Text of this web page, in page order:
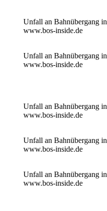
Unfall an Bahnübergang
www.bos-inside.de
Unfall an Bahnübergang
www.bos-inside.de
Unfall an Bahnübergang
www.bos-inside.de
Unfall an Bahnübergang
www.bos-inside.de
Unfall an Bahnübergang
www.bos-inside.de